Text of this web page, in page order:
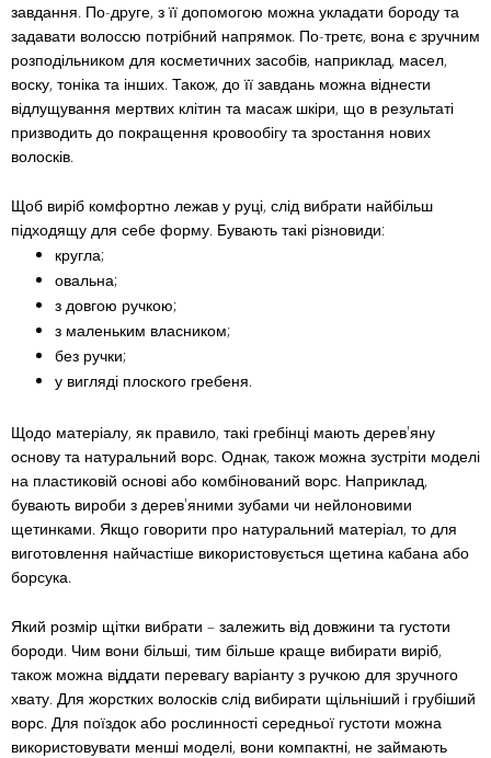
завдання. По-друге, з її допомогою можна укладати бороду та
задавати волоссю потрібний напрямок. По-третє, вона є зручним
розподільником для косметичних засобів, наприклад, масел,
воску, тоніка та інших. Також, до її завдань можна віднести
відлущування мертвих клітин та масаж шкіри, що в результаті
призводить до покращення кровообігу та зростання нових
волосків.
Щоб виріб комфортно лежав у руці, слід вибрати найбільш
підходящу для себе форму. Бувають такі різновиди:
кругла;
овальна;
з довгою ручкою;
з маленьким власником;
без ручки;
у вигляді плоского гребеня.
Щодо матеріалу, як правило, такі гребінці мають дерев'яну
основу та натуральний ворс. Однак, також можна зустріти моделі
на пластиковій основі або комбінований ворс. Наприклад,
бувають вироби з дерев'яними зубами чи нейлоновими
щетинками. Якщо говорити про натуральний матеріал, то для
виготовлення найчастіше використовується щетина кабана або
борсука.
Який розмір щітки вибрати – залежить від довжини та густоти
бороди. Чим вони більші, тим більше краще вибирати виріб,
також можна віддати перевагу варіанту з ручкою для зручного
хвату. Для жорстких волосків слід вибирати щільніший і грубіший
ворс. Для поїздок або рослинності середньої густоти можна
використовувати менші моделі, вони компактні, не займають